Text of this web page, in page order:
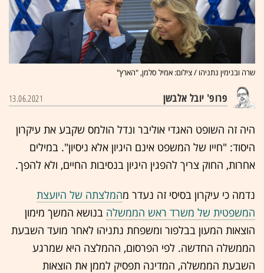
שרה ובנימין נתניהו / צילום: אמיל סלמן, "הארץ"
פרופ' יובל אלבשן 13.06.2021
היה זה השופט האגדי אוליבר ונדל הולמס שקבע את עיקרון
היסוד: "חייו של המשפט אינם היגיון אלא ניסיון". במילים
אחרות, החוק צריך להפגין היגיון בנסיבות החיים, ולא להפך.
נדמה כי עיקרון בסיסי זה נעדר מהמלצתה של היועצת
המשפטית של משרד ראש הממשלה בנושא המשך מימון
הוצאות המעון בבלפור ומשפחת נתניהו לאחר מועד השבעת
הממשלה החדשה. לפי הפרסום, ההמלצה היא שמרגע
השבעת הממשלה, המדינה תפסיק לממן את הוצאות